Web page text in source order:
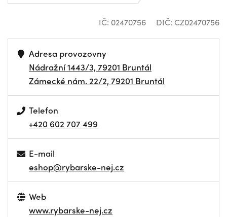
IČ: 02470756 DIČ: CZ02470756
Adresa provozovny
Nádražní 1443/3, 79201 Bruntál
Zámecké nám. 22/2, 79201 Bruntál
Telefon
+420 602 707 499
E-mail
eshop@rybarske-nej.cz
Web
www.rybarske-nej.cz